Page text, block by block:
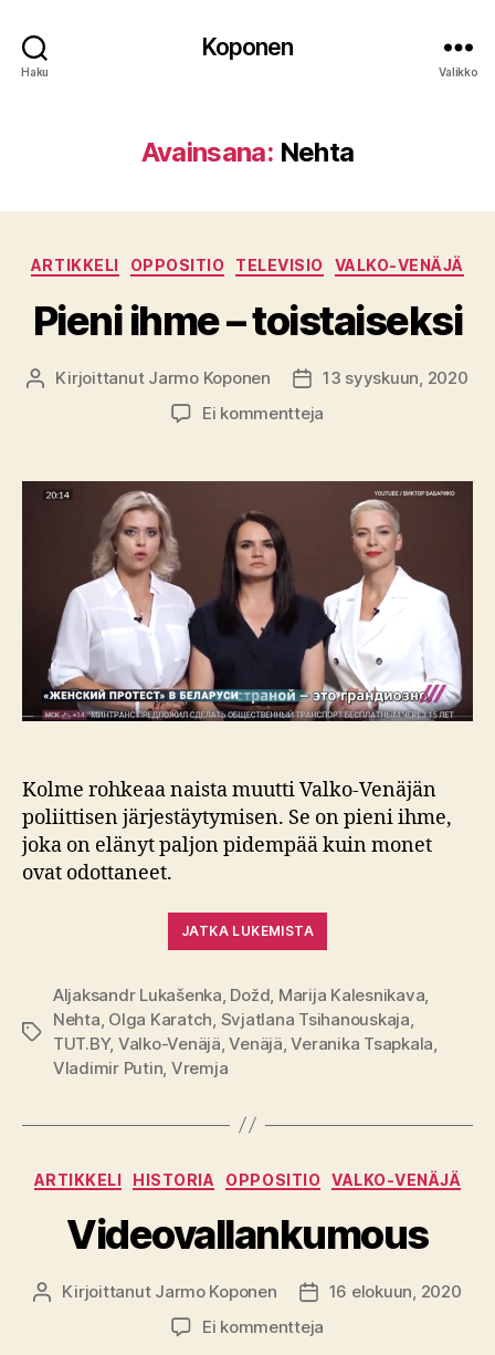
Haku
Koponen
Valikko
Avainsana: Nehta
Kategoriat
ARTIKKELI OPPOSITIO TELEVISIO VALKO-VENÄJÄ
Pieni ihme – toistaiseksi
Kirjoittaja
Kirjoittanut Jarmo Koponen Julkaisupäivämäärä
13 syyskuun, 2020
Ei kommentteja
–
toistaiseksi
Kolme rohkeaa naista muutti Valko-Venäjän
poliittisen järjestäytymisen. Se on pieni ihme,
joka on elänyt paljon pidempää kuin monet
ovat odottaneet.
JATKA LUKEMISTA
Avainsanat
Aljaksandr Lukašenka, Dožd, Marija Kalesnikava,
Nehta, Olga Karatch, Svjatlana Tsihanouskaja,
TUT.BY, Valko-Venäjä,Venäjä,Veranika Tsapkala,
Vladimir Putin, Vremja
Kategoriat
ARTIKKELI HISTORIA OPPOSITIO VALKO-VENÄJÄ
Videovallankumous
Kirjoittaja
Kirjoittanut Jarmo Koponen Julkaisupäivämäärä
16 elokuun, 2020
Ei kommentteja